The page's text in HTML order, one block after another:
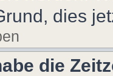
dies
die